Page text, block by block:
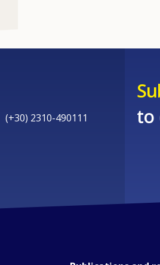
(+30) 2310-490111
to